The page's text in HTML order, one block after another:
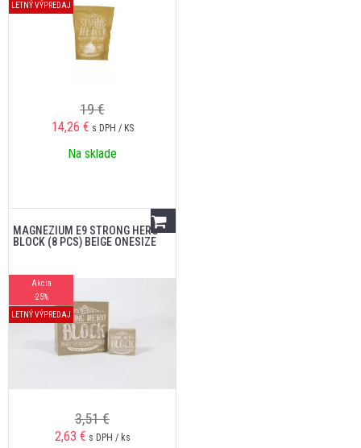
LETNÝ VÝPREDAJ
19 €
14,26 € s DPH / KS
Na sklade
MAGNÉZIUM E9 STRONG HERO
BLOCK (8 PCS) BEIGE ONESIZE
Akcia
-25%
LETNÝ VÝPREDAJ
3,51 €
2,63 € s DPH / ks